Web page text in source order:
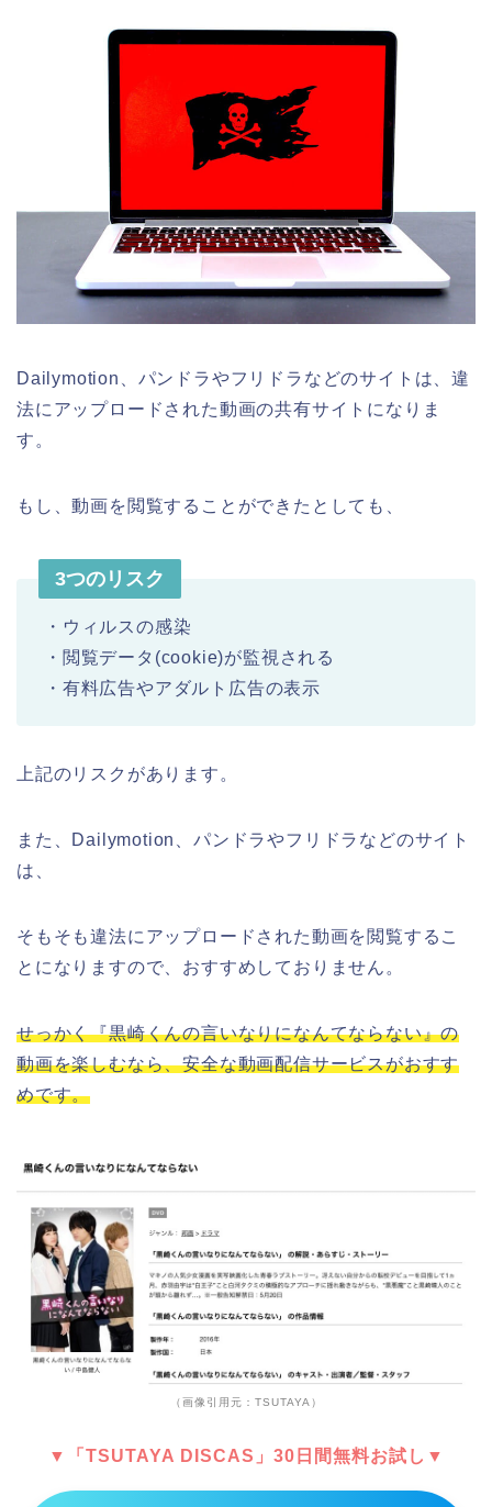
Dailymotion、パンドラやフリドラなどのサイトは、違
法にアップロードされた動画の共有サイトになりま
す。
もし、動画を閲覧することができたとしても、
3つのリスク
・ウィルスの感染
・閲覧データ(cookie)が監視される
・有料広告やアダルト広告の表示
上記のリスクがあります。
また、Dailymotion、パンドラやフリドラなどのサイト
は、
そもそも違法にアップロードされた動画を閲覧するこ
とになりますので、おすすめしておりません。
せっかく『黒崎くんの言いなりになんてならない』の
動画を楽しむなら、安全な動画配信サービスがおすす
めです。
（画像引用元：TSUTAYA）
▼「TSUTAYA DISCAS」30日間無料お試し▼